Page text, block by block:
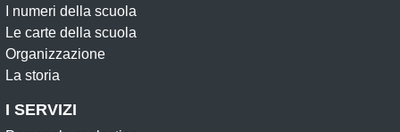
I numeri della scuola
Le carte della scuola
Organizzazione
La storia
I SERVIZI